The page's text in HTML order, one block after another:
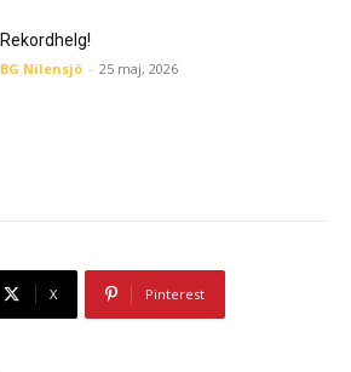
Rekordhelg!
BG Nilensjö - 25 maj, 2026
X Pinterest